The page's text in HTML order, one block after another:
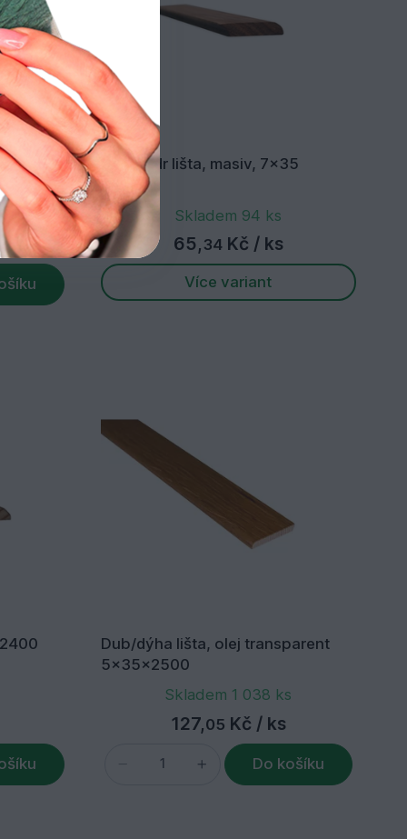
Palisandr lišta, masiv, 7x35
Skladem 94 ks
65, 34Kč / ks
Více variant
Dub/dýha lišta, olej transparent
5x35x2500
Skladem 1 038 ks
127,05 Kč / ks
Do košíku